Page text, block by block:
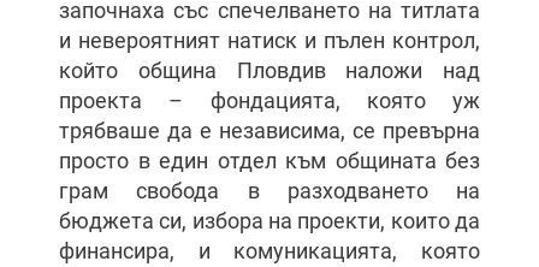
започнаха със спечелването на титлата
и невероятният натиск и пълен контрол,
който община Пловдив наложи над
проекта – фондацията, която уж
трябваше да е независима, се превърна
просто в един отдел към общината без
грам свобода в разходването на
бюджета си, избора на проекти, които да
финансира, и комуникацията, която